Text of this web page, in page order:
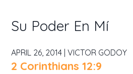
Su Poder En Mí
APRIL 26, 2014 | VICTOR GODOY
2 Corinthians 12:9